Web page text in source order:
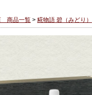
商品一覧 > 糀物語 碧（みどり）